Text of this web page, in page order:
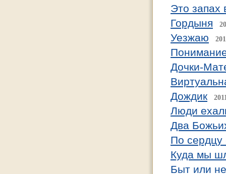
Это запах
Гордыня
Уезжаю
Дочки-
Дождик
Люди
Два
По
Куда мы
Быт или